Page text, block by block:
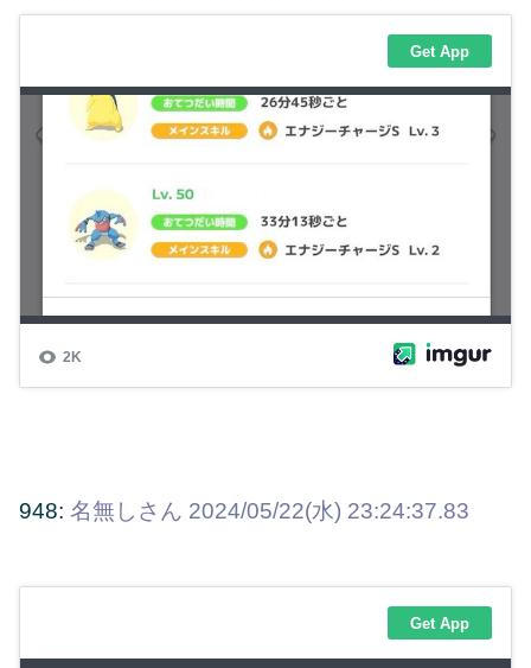
948: 名無しさん 2024/05/22(水) 23:24:37.83